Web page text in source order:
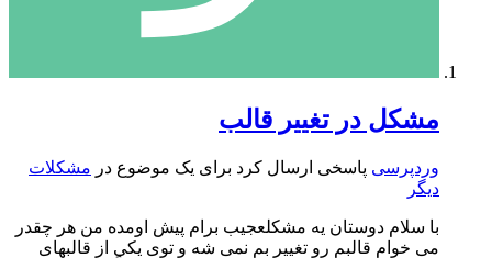
مشکل در تغییر قالب
وردپرسی پاسخی ارسال کرد برای یک موضوع در مشکلات
دیگر
با سلام دوستان یه مشکلعجیب برام پیش اومده من هر چقدر
می خوام قالبم رو تغییر بم نمی شه و توی یکی از قالبهای